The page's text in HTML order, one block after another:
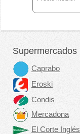
Supermercados
Caprabo
Eroski
Condis
Mercadona
El Corte Inglés